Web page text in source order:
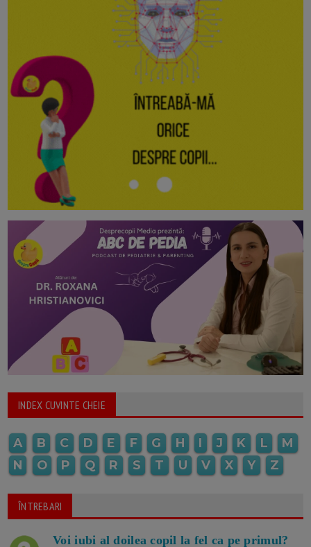
INDEX CUVINTE CHEIE
A B C D E F G H I J K L
M
N
O P Q R S T U V X Y Z
ÎNTREBARI
Voi iubi al doilea copil la fel ca pe primul?